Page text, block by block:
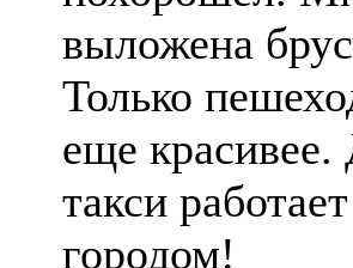
выложена
Только
еще красивее.
такси
городом!